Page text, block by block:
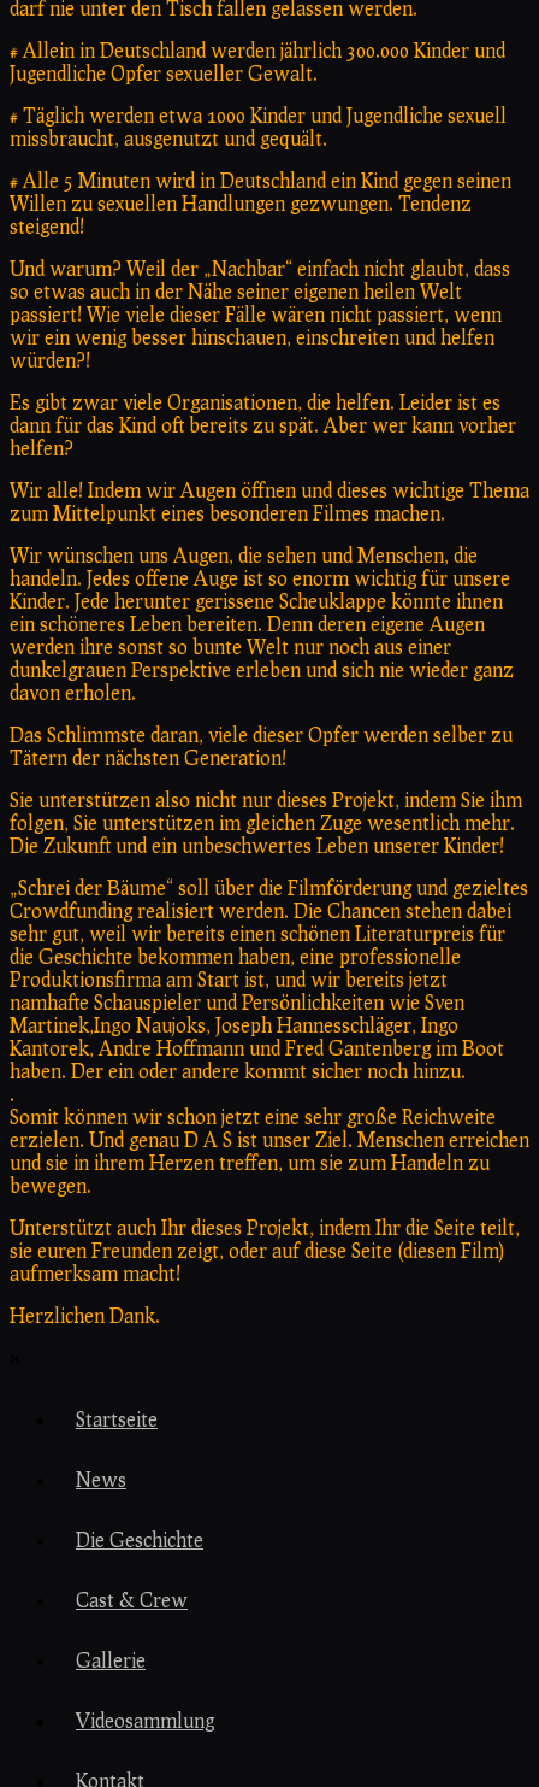
darf nie unter den Tisch fallen gelassen werden.
# Allein in Deutschland werden jährlich 300.000 Kinder und
Jugendliche Opfer sexueller Gewalt.
# Täglich werden etwa 1000 Kinder und Jugendliche sexuell
missbraucht, ausgenutzt und gequält.
# Alle 5 Minuten wird in Deutschland ein Kind gegen seinen
Willen zu sexuellen Handlungen gezwungen. Tendenz
steigend!
Und warum? Weil der „Nachbar“ einfach nicht glaubt, dass
so etwas auch in der Nähe seiner eigenen heilen Welt
passiert! Wie viele dieser Fälle wären nicht passiert, wenn
wir ein wenig besser hinschauen, einschreiten und helfen
würden?!
Es gibt zwar viele Organisationen, die helfen. Leider ist es
dann für das Kind oft bereits zu spät. Aber wer kann vorher
helfen?
Wir alle! Indem wir Augen öffnen und dieses wichtige Thema
zum Mittelpunkt eines besonderen Filmes machen.
Wir wünschen uns Augen, die sehen und Menschen, die
handeln. Jedes offene Auge ist so enorm wichtig für unsere
Kinder. Jede herunter gerissene Scheuklappe könnte ihnen
ein schöneres Leben bereiten. Denn deren eigene Augen
werden ihre sonst so bunte Welt nur noch aus einer
dunkelgrauen Perspektive erleben und sich nie wieder ganz
davon erholen.
Das Schlimmste daran, viele dieser Opfer werden selber zu
Tätern der nächsten Generation!
Sie unterstützen also nicht nur dieses Projekt, indem Sie ihm
folgen, Sie unterstützen im gleichen Zuge wesentlich mehr.
Die Zukunft und ein unbeschwertes Leben unserer Kinder!
„Schrei der Bäume“ soll über die Filmförderung und gezieltes
Crowdfunding realisiert werden. Die Chancen stehen dabei
sehr gut, weil wir bereits einen schönen Literaturpreis für
die Geschichte bekommen haben, eine professionelle
Produktionsfirma am Start ist, und wir bereits jetzt
namhafte Schauspieler und Persönlichkeiten wie Sven
Martinek,Ingo Naujoks, Joseph Hannesschläger, Ingo
Kantorek, Andre Hoffmann und Fred Gantenberg im Boot
haben. Der ein oder andere kommt sicher noch hinzu.
.
Somit können wir schon jetzt eine sehr große Reichweite
erzielen. Und genau D A S ist unser Ziel. Menschen erreichen
und sie in ihrem Herzen treffen, um sie zum Handeln zu
bewegen.
Unterstützt auch Ihr dieses Projekt, indem Ihr die Seite teilt,
sie euren Freunden zeigt, oder auf diese Seite (diesen Film)
aufmerksam macht!
Herzlichen Dank.
Startseite
News
Die Geschichte
Cast & Crew
Gallerie
Videosammlung
Kontakt